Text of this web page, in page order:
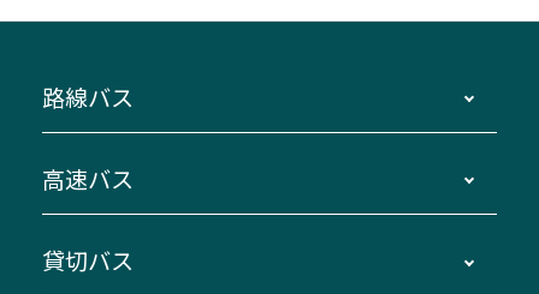
路線バス
主要停留所案内図・時刻表
路線バスのご利用方法
高速バス
南紀・VISON～横浜・東京・埼玉
貸切バス